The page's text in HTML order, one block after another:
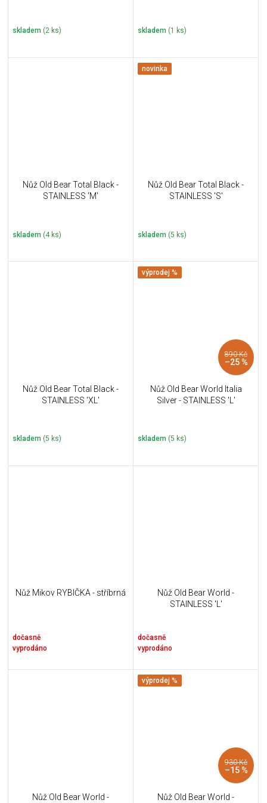
skladem (2 ks) skladem (1 ks)
Nůž Old Bear Total Black -
STAINLESS 'M'
skladem (4 ks)
novinka
Nůž Old Bear Total Black -
STAINLESS 'S'
skladem (5 ks)
Nůž Old Bear Total Black -
STAINLESS 'XL'
skladem (5 ks)
výprodej %
890 Kč
–25 %
Nůž Old Bear World Italia
Silver - STAINLESS 'L'
skladem (5 ks)
Nůž Mikov RYBIČKA - stříbrná
dočasně
vyprodáno
Nůž Old Bear World -
STAINLESS 'L'
dočasně
vyprodáno
Nůž Old Bear World -
výprodej %
930 Kč
–15 %
Nůž Old Bear World -